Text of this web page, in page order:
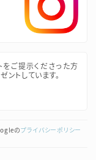
ご提示くださった方
ントしています。
のプライバシーポリシー